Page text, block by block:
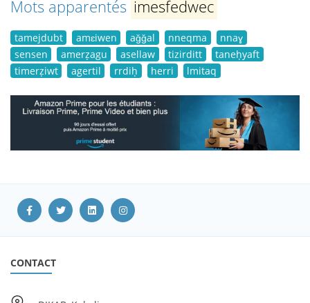
Mots apparentés imesfedwec
tamejdubt amɛiwen aǧǧal nneqma
nnaɣ
sensen
amerẓagu asellaw tizirditt
taneḥyaft
timerẓiwt
agertil rrdiḥ herri lmitaq
CONTACT